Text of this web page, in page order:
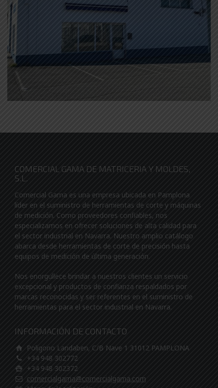
COMERCIAL GAMA DE MATRICERIA Y MOLDES,
S.L.
Comercial Gama es una empresa ubicada en Pamplona
líder en el suministro de herramientas de corte y máquinas
de medición. Como proveedores confiables, nos
especializamos en ofrecer soluciones de alta calidad para
el sector industrial en Navarra. Nuestro amplio catálogo
abarca desde herramientas de corte de precisión hasta
equipos de medición de última generación.
Nos enorgullece brindar a nuestros clientes un servicio
excepcional y productos de confianza respaldados por
marcas reconocidas y ser referentes en el suministro de
herramientas para el sector industrial en Navarra.
INFORMACIÓN DE CONTACTO
Poligono Landaben, C/B Nave 1 31012 PAMPLONA
+34 948 302772
+34 948 302372
comercialgama@comercialgama.com